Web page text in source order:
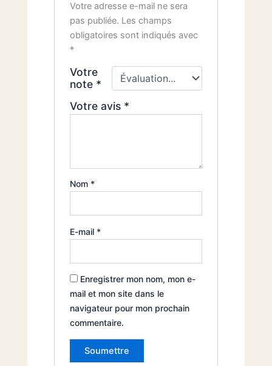
Votre adresse e-mail ne sera
pas publiée. Les champs
obligatoires sont indiqués avec
*
Votre
note *
Votre avis *
Nom *
E-mail *
Enregistrer mon nom, mon e-
mail et mon site dans le
navigateur pour mon prochain
commentaire.